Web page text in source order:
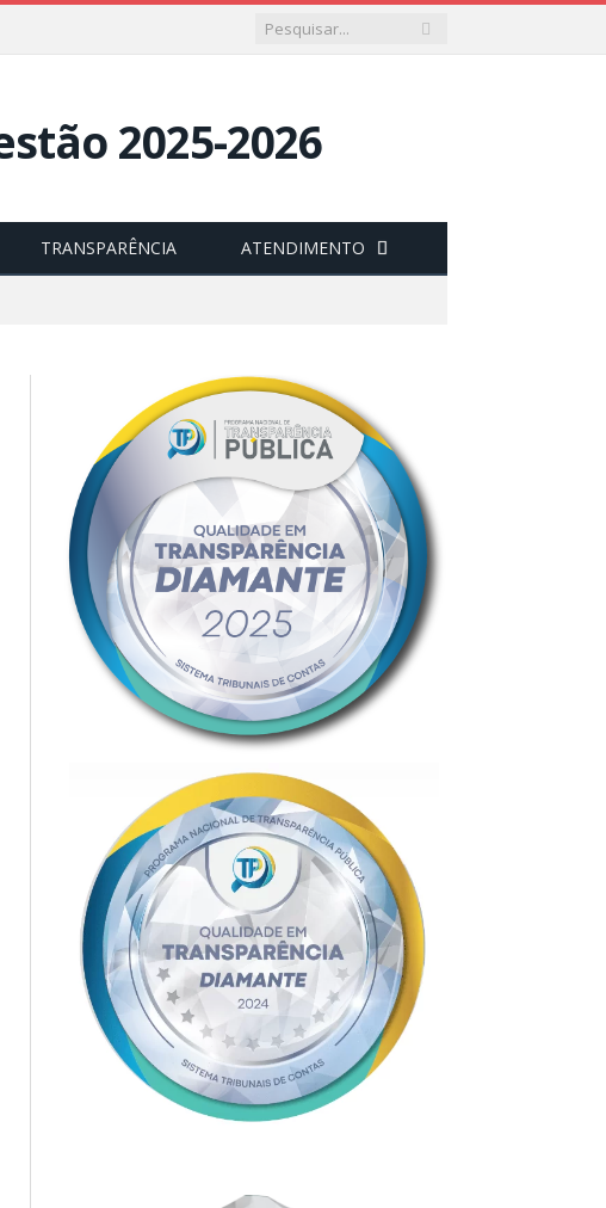
TRANSPARÊNCIA ATENDIMENTO